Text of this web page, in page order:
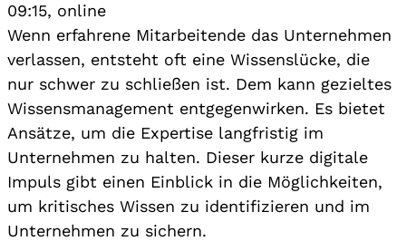
09:15, online
Wenn erfahrene Mitarbeitende das Unternehmen
verlassen, entsteht oft eine Wissenslücke, die
nur schwer zu schließen ist. Dem kann gezieltes
Wissensmanagement entgegenwirken. Es bietet
Ansätze, um die Expertise langfristig im
Unternehmen zu halten. Dieser kurze digitale
Impuls gibt einen Einblick in die Möglichkeiten,
um kritisches Wissen zu identifizieren und im
Unternehmen zu sichern.